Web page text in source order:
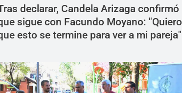
declarar, Candela Arizaga confirmó
sigue con Facundo Moyano: "Quiero
esto se termine para ver a mi pareja"